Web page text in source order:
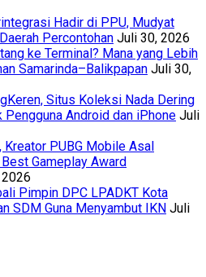
Hadir di PPU, Mudyat
Percontohan Juli 30, 2026
ke Terminal? Mana yang Lebih
Samarinda–Balikpapan Juli 30,
Situs Koleksi Nada Dering
Pengguna Android dan iPhone Juli
Kreator PUBG Mobile Asal
Gameplay Award
Pimpin DPC LPADKT Kota
SDM Guna Menyambut IKN Juli